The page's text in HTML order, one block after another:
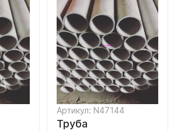
Артикул: N47144
Труба